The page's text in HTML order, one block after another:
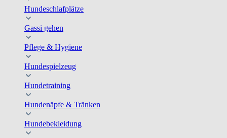
Hundeschlafplätze
Gassi gehen
Pflege & Hygiene
Hundespielzeug
Hundetraining
Hundenäpfe & Tränken
Hundebekleidung